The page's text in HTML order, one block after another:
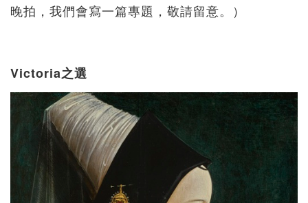
晚拍，我們會寫一篇專題，敬請留意。）
Victoria之選